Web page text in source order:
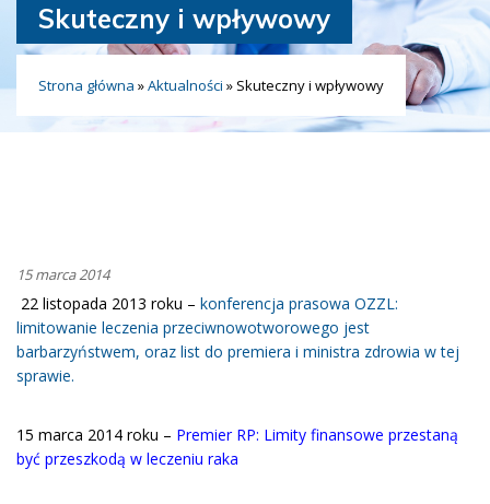
Skuteczny i wpływowy
Strona główna »Aktualności » Skuteczny i wpływowy
15 marca 2014
22 listopada 2013 roku – konferencja prasowa OZZL:
limitowanie leczenia przeciwnowotworowego jest
barbarzyństwem, oraz list do premiera i ministra zdrowia w tej
sprawie.
15 marca 2014 roku – Premier RP: Limity finansowe przestaną
być przeszkodą w leczeniu raka